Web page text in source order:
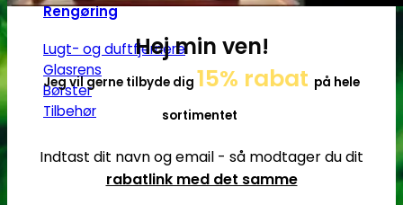
Rengøring
Lugt- og duftfjernere
Glasrens
Børster
Tilbehør
Hej min ven!
Jeg vil gerne tilbyde dig 15% rabat på hele
sortimentet
Indtast dit navn og email - så modtager du dit
rabatlink med det samme